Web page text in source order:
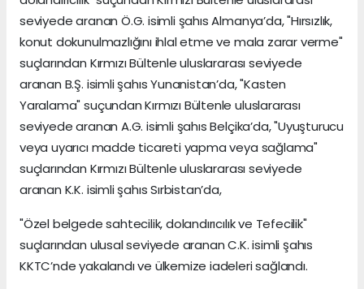
seviyede aranan Ö.G. isimli şahıs Almanya’da, "Hırsızlık,
konut dokunulmazlığını ihlal etme ve mala zarar verme"
suçlarından Kırmızı Bültenle uluslararası seviyede
aranan B.Ş. isimli şahıs Yunanistan’da, "Kasten
Yaralama" suçundan Kırmızı Bültenle uluslararası
seviyede aranan A.G. isimli şahıs Belçika’da, "Uyuşturucu
veya uyarıcı madde ticareti yapma veya sağlama"
suçlarından Kırmızı Bültenle uluslararası seviyede
aranan K.K. isimli şahıs Sırbistan’da,
"Özel belgede sahtecilik, dolandırıcılık ve Tefecilik"
suçlarından ulusal seviyede aranan C.K. isimli şahıs
KKTC’nde yakalandı ve ülkemize iadeleri sağlandı.